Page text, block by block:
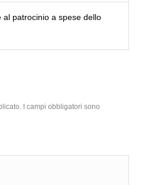
al patrocinio a spese dello
I campi obbligatori sono